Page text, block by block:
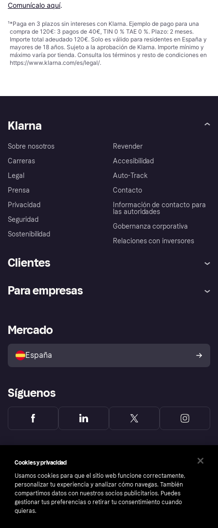
Comunícalo aquí.
¹*Paga en 3 plazos sin intereses con Klarna. Ejemplo de pago para una
compra de 120€: 3 pagos de 40€, TIN 0 % TAE 0 %. Plazo: 2 meses.
Importe total adeudado 120€. Solo es válido para residentes en España y
mayores de 18 años. Sujeto a la aprobación de Klarna. Importe mínimo y
máximo varía por tienda. Consulta los términos y resto de condiciones en
https://www.klarna.com/es/legal/.
Klarna
Sobre nosotros
Carreras
Legal
Prensa
Privacidad
Seguridad
Sostenibilidad
Revender
Accesibilidad
Auto-Track
Contacto
Información de contacto para
las autoridades
Gobernanza corporativa
Relaciones con inversores
Clientes
Inicio de sesión
Directorio de tiendas
Política de protección al
comprador de Klarna
Reclamaciones
Para empresas
Acceso empresas
Mercado
España
Síguenos
Cookies y privacidad
Usamos cookies para que el sitio web funcione correctamente,
personalizar tu experiencia y analizar cómo navegas. También
compartimos datos con nuestros socios publicitarios. Puedes
gestionar tus preferencias o retirar tu consentimiento cuando
quieras.